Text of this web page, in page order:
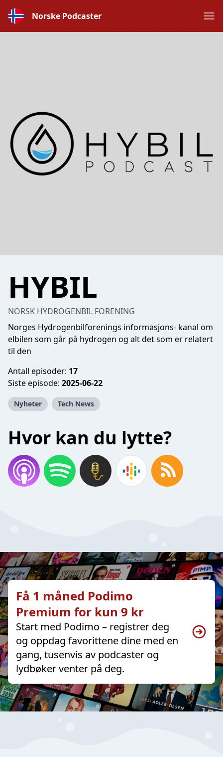
Norske Podcaster
HYBIL
NORSK HYDROGENBIL FORENING
Norges Hydrogenbilforenings informasjons- kanal om
elbilen som går på hydrogen og alt det som er relatert
til den
Antall episoder: 17
Siste episode: 2025-06-22
Nyheter Tech News
Hvor kan du lytte?
Få 1 måned Podimo
Premium for kun 9 kr
Start med Podimo – registrer deg
og oppdag favorittene dine med en
gang, tusenvis av podcaster og
lydbøker venter på deg.